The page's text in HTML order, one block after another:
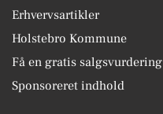
Erhvervsartikler
Holstebro Kommune
Få en gratis salgsvurdering
Sponsoreret indhold